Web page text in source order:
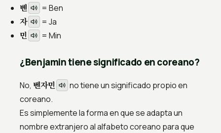
벤 = Ben
자 = Ja
민 = Min
¿Benjamin tiene significado en coreano?
No, 벤자민
no tiene un significado propio en
coreano.
Es simplemente la forma en que se adapta un
nombre extranjero al alfabeto coreano para que